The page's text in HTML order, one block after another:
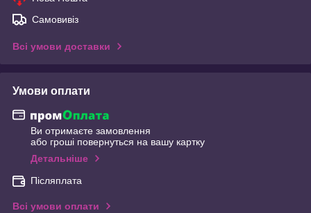
Самовивіз
Всі умови доставки
Умови оплати
Ви отримаєте замовлення
або гроші повернуться на вашу картку
Детальніше
Післяплата
Всі умови оплати